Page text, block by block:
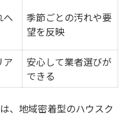
へ
季節ごとの汚れや要
望を反映
ア
安心して業者選びが
できる
、地域密着型のハウスク